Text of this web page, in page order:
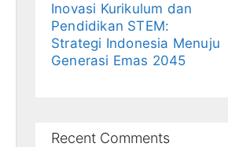
Inovasi Kurikulum dan
Pendidikan STEM:
Strategi Indonesia Menuju
Generasi Emas 2045
Recent Comments